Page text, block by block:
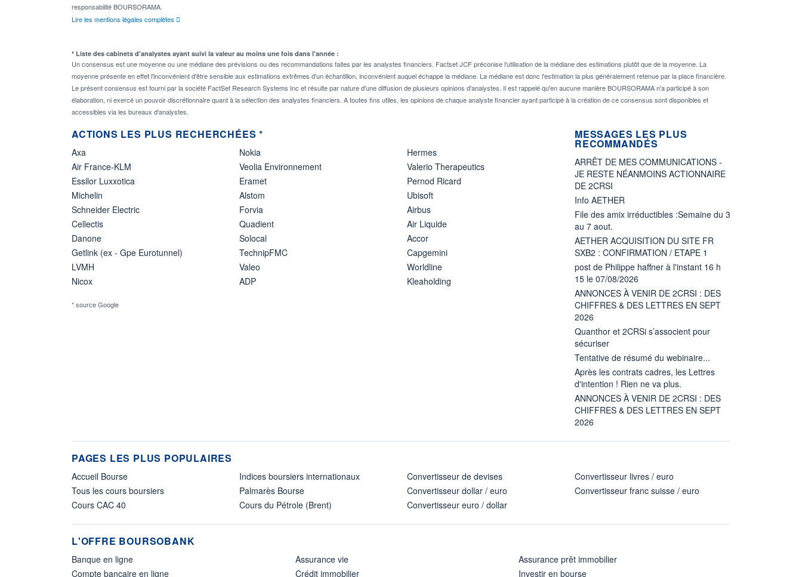
responsabilité BOURSORAMA.
Lire les mentions légales complètes
* Liste des cabinets d'analystes ayant suivi la valeur au moins une fois dans l'année :
Un consensus est une moyenne ou une médiane des prévisions ou des recommandations faites par les analystes financiers. Factset JCF préconise l'utilisation de la médiane des estimations plutôt que de la moyenne. La
moyenne présente en effet l'inconvénient d'être sensible aux estimations extrêmes d'un échantillon, inconvénient auquel échappe la médiane. La médiane est donc l'estimation la plus généralement retenue par la place financière.
Le présent consensus est fourni par la société FactSet Research Systems Inc et résulte par nature d'une diffusion de plusieurs opinions d'analystes. Il est rappelé qu'en aucune manière BOURSORAMA n'a participé à son
élaboration, ni exercé un pouvoir discrétionnaire quant à la sélection des analystes financiers. A toutes fins utiles, les opinions de chaque analyste financier ayant participé à la création de ce consensus sont disponibles et
accessibles via les bureaux d'analystes.
ACTIONS LES PLUS RECHERCHÉES *
Axa
Air France-KLM
Essilor Luxxotica
Michelin
Schneider Electric
Cellectis
Danone
Getlink (ex - Gpe Eurotunnel)
LVMH
Nicox
Nokia
Veolia Environnement
Eramet
Alstom
Forvia
Quadient
Solocal
TechnipFMC
Valeo
ADP
Hermes
Valerio Therapeutics
Pernod Ricard
Ubisoft
Airbus
Air Liquide
Accor
Capgemini
Worldline
Kleaholding
* source Google
MESSAGES LES PLUS
RECOMMANDÉS
ARRÊT DE MES COMMUNICATIONS -
JE RESTE NÉANMOINS ACTIONNAIRE
DE 2CRSI
Info AETHER
File des amix irréductibles :Semaine du 3
au 7 aout.
AETHER ACQUISITION DU SITE FR
SXB2 : CONFIRMATION / ETAPE 1
post de Philippe haffner à l'instant 16 h
15 le 07/08/2026
ANNONCES À VENIR DE 2CRSI : DES
CHIFFRES & DES LETTRES EN SEPT
2026
Quanthor et 2CRSi s’associent pour
sécuriser
Tentative de résumé du webinaire...
Après les contrats cadres, les Lettres
d'intention ! Rien ne va plus.
ANNONCES À VENIR DE 2CRSI : DES
CHIFFRES & DES LETTRES EN SEPT
2026
PAGES LES PLUS POPULAIRES
Accueil Bourse
Tous les cours boursiers
Cours CAC 40
Indices boursiers internationaux
Palmarès Bourse
Cours du Pétrole (Brent)
Convertisseur de devises
Convertisseur dollar / euro
Convertisseur euro / dollar
Convertisseur livres / euro
Convertisseur franc suisse / euro
L'OFFRE BOURSOBANK
Banque en ligne
Compte bancaire en ligne
Assurance vie
Crédit immobilier
Assurance prêt immobilier
Investir en bourse